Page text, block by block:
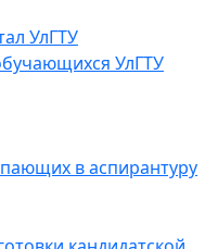
УлГТУ
УлГТУ
в аспирантуру